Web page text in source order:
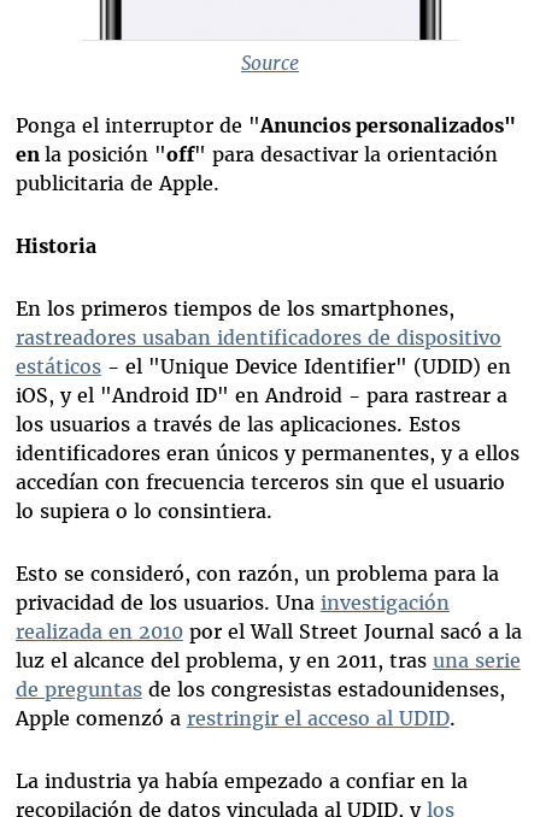
Source
Ponga el interruptor de "Anuncios personalizados"
en la posición "off" para desactivar la orientación
publicitaria de Apple.
Historia
En los primeros tiempos de los smartphones,
rastreadores usaban identificadores de dispositivo
estáticos- el "Unique Device Identifier" (UDID) en
iOS, y el "Android ID" en Android - para rastrear a
los usuarios a través de las aplicaciones. Estos
identificadores eran únicos y permanentes, y a ellos
accedían con frecuencia terceros sin que el usuario
lo supiera o lo consintiera.
Esto se consideró, con razón, un problema para la
privacidad de los usuarios. Una investigación
realizada en 2010por el Wall Street Journal sacó a la
luz el alcance del problema, y en 2011, tras una serie
de preguntasde los congresistas estadounidenses,
Apple comenzó a restringir el acceso al UDID.
La industria ya había empezado a confiar en la
recopilación de datos vinculada al UDID, y los